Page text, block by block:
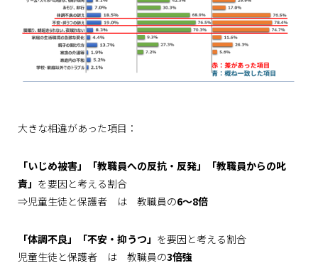
大きな相違があった項目：
「いじめ被害」「教職員への反抗・反発」「教職員からの叱
責」 を要因と考える割合
⇒児童生徒と保護者 は 教職員の6～8倍
「体調不良」「不安・抑うつ」 を要因と考える割合
児童生徒と保護者 は 教職員の3倍強